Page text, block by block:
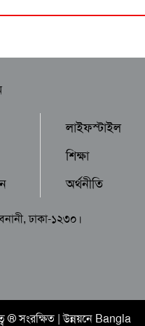
লাইফস্টাইল
শিক্ষা
অর্থনীতি
ঢাকা-১২৩০।
® সংরক্ষিত | উন্নয়নে Bangla